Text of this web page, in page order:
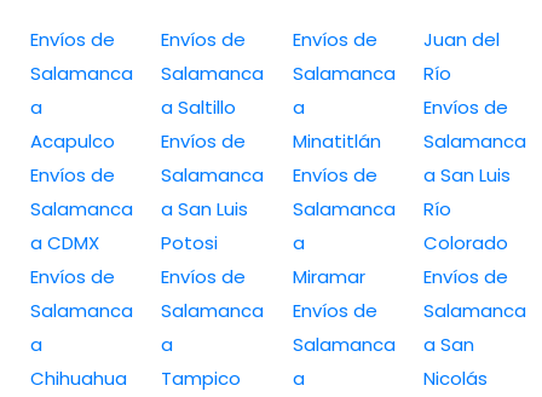
Envíos de
Salamanca
a
Acapulco
Envíos de
Salamanca
a CDMX
Envíos de
Salamanca
a
Chihuahua
Envíos de
Salamanca
a Saltillo
Envíos de
Salamanca
a San Luis
Potosi
Envíos de
Salamanca
a
Tampico
Envíos de
Salamanca
a
Minatitlán
Envíos de
Salamanca
a
Miramar
Envíos de
Salamanca
a
Juan del
Río
Envíos de
Salamanca
a San Luis
Río
Colorado
Envíos de
Salamanca
a San
Nicolás